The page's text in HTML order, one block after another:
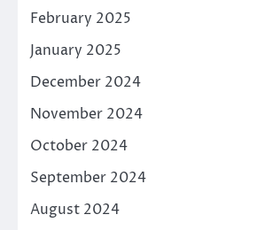
February 2025
January 2025
December 2024
November 2024
October 2024
September 2024
August 2024